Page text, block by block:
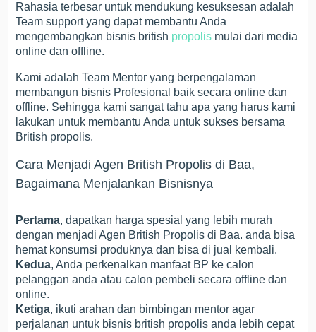
Rahasia terbesar untuk mendukung kesuksesan adalah
Team support yang dapat membantu Anda
mengembangkan bisnis british propolis mulai dari media
online dan offline.
Kami adalah Team Mentor yang berpengalaman
membangun bisnis Profesional baik secara online dan
offline. Sehingga kami sangat tahu apa yang harus kami
lakukan untuk membantu Anda untuk sukses bersama
British propolis.
Cara Menjadi Agen British Propolis di Baa,
Bagaimana Menjalankan Bisnisnya
Pertama, dapatkan harga spesial yang lebih murah
dengan menjadi Agen British Propolis di Baa. anda bisa
hemat konsumsi produknya dan bisa di jual kembali.
Kedua, Anda perkenalkan manfaat BP ke calon
pelanggan anda atau calon pembeli secara offline dan
online.
Ketiga, ikuti arahan dan bimbingan mentor agar
perjalanan untuk bisnis british propolis anda lebih cepat